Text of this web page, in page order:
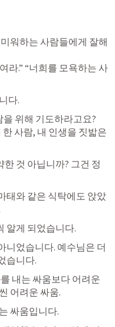
워하는 사람들에게 잘해
라.” “너희를 모욕하는 사
다.
위해 기도하라고요?
사람, 내 인생을 짓밟은
한 것 아닙니까? 그건 정
태와 같은 식탁에도 앉았
알게 되었습니다.
니었습니다. 예수님은 더
습니다.
내는 싸움보다 어려운
어려운 싸움.
싸움입니다.